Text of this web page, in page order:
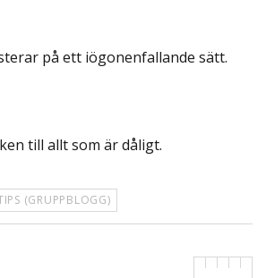
på ett iögonenfallande sätt.
till allt som är dåligt.
(GRUPPBLOGG)